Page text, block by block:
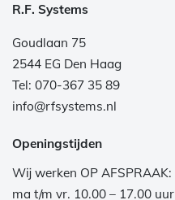
R.F. Systems
Goudlaan 75
2544 EG Den Haag
Tel: 070-367 35 89
info@rfsystems.nl
Openingstijden
Wij werken OP AFSPRAAK:
ma t/m vr. 10.00 – 17.00 uur